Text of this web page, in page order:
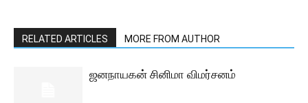
RELATED ARTICLES MORE FROM AUTHOR
ஜனநாயகன் சினிமா விமர்சனம்